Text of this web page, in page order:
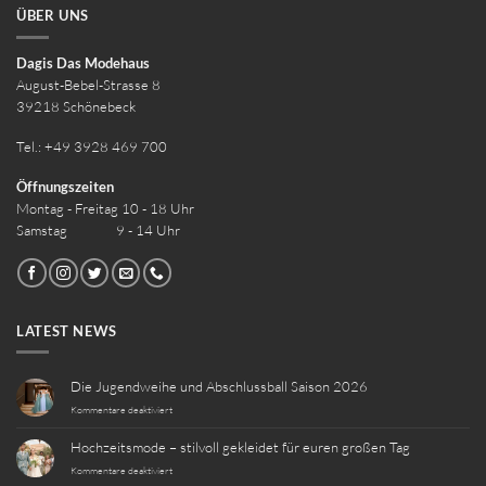
ÜBER UNS
Dagis Das Modehaus
August-Bebel-Strasse 8
39218 Schönebeck
Tel.: +49 3928 469 700
Öffnungszeiten
Montag - Freitag 10 - 18 Uhr
Samstag 9 - 14 Uhr
LATEST NEWS
Die Jugendweihe und Abschlussball Saison 2026
Kommentare deaktiviertfür
und
Abschlussball
Hochzeitsmode – stilvoll gekleidet für euren großen Tag
Kommentare deaktiviertfür